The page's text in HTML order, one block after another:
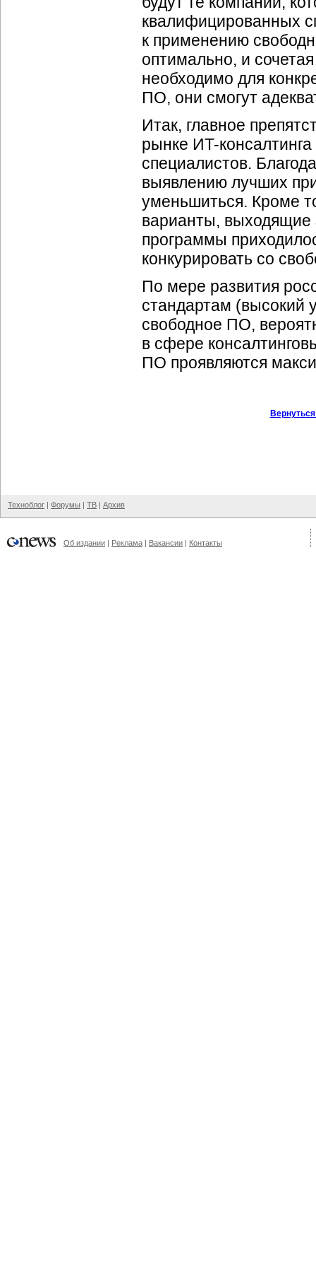
квалифицированных
к применению
оптимально, и
необходимо для
ПО, они смогут
Итак, главное
рынке ИT-
специалистов.
выявлению лучших
уменьшиться. Кроме
варианты, выходящие
программы
конкурировать со
По мере развития
стандартам (высокий
свободное ПО,
в сфере
ПО проявляются
Техноблог | Форумы | ТВ | Архив
Об издании | Реклама | Вакансии | Контакты